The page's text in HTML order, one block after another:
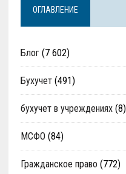
ОГЛАВЛЕНИЕ
Блог(7 602)
Бухучет(491)
бухучет в учреждениях(8)
МСФО (84)
Гражданское право (772)